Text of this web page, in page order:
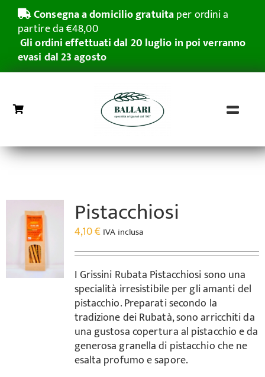
Salta
contenuto
Consegna a domicilio gratuitaper ordini a
partire da €48,00
Gli ordini effettuati dal 20 luglio in poi verranno
evasi dal 23 agosto
Toggle
Home
Pasticceria Secca
Azienda
Grande distribuzione
Pistacchiosi
4,10€ IVA inclusa
I Grissini Rubata Pistacchiosi sono una
specialità irresistibile per gli amanti del
pistacchio. Preparati secondo la
tradizione dei Rubatà, sono arricchiti da
una gustosa copertura al pistacchio e da
generosa granella di pistacchio che ne
esalta profumo e sapore.